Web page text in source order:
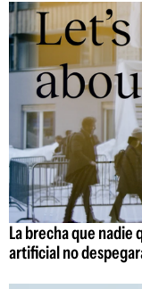
La brecha que
artificial no